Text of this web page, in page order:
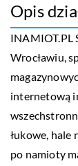
Opis
INAMIOT.PL
Wrocławiu,
internetową
łukowe, hale
po namioty